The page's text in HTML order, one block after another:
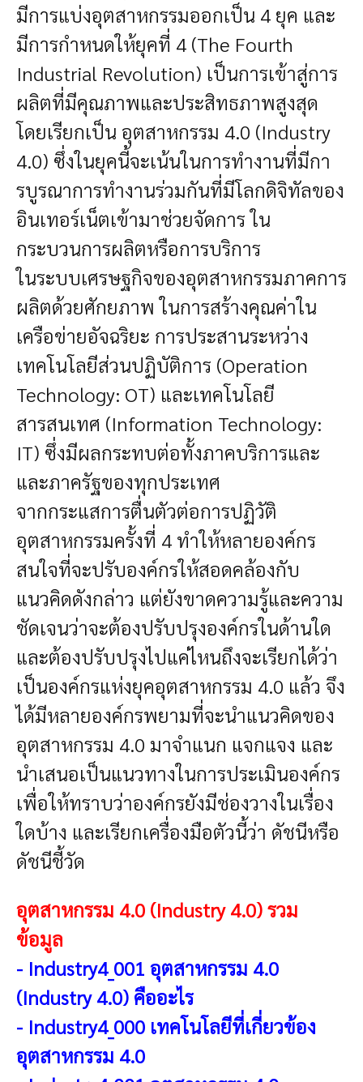
มีการแบ่งอุตสาหกรรมออกเป็น 4 ยุค และ
มีการกำหนดให้ยุคที่ 4 (The Fourth
Industrial Revolution) เป็นการเข้าสู่การ
ผลิตที่มีคุณภาพและประสิทธภาพสูงสุด
โดยเรียกเป็น อุตสาหกรรม 4.0 (Industry
4.0) ซึ่งในยุคนี้จะเน้นในการทำงานที่มีกา
รบูรณาการทำงานร่วมกันที่มีโลกดิจิทัลของ
อินเทอร์เน็ตเข้ามาช่วยจัดการ ใน
กระบวนการผลิตหรือการบริการ
ในระบบเศรษฐกิจของอุตสาหกรรมภาคการ
ผลิตด้วยศักยภาพ ในการสร้างคุณค่าใน
เครือข่ายอัจฉริยะ การประสานระหว่าง
เทคโนโลยีส่วนปฏิบัติการ (Operation
Technology: OT) และเทคโนโลยี
สารสนเทศ (Information Technology:
IT) ซึ่งมีผลกระทบต่อทั้งภาคบริการและ
และภาครัฐของทุกประเทศ
จากกระแสการตื่นตัวต่อการปฏิวัติ
อุตสาหกรรมครั้งที่ 4 ทำให้หลายองค์กร
สนใจที่จะปรับองค์กรให้สอดคล้องกับ
แนวคิดดังกล่าว แต่ยังขาดความรู้และความ
ชัดเจนว่าจะต้องปรับปรุงองค์กรในด้านใด
และต้องปรับปรุงไปแค่ไหนถึงจะเรียกได้ว่า
เป็นองค์กรแห่งยุคอุตสาหกรรม 4.0 แล้ว จึง
ได้มีหลายองค์กรพยามที่จะนําแนวคิดของ
อุตสาหกรรม 4.0 มาจำแนก แจกแจง และ
นําเสนอเป็นแนวทางในการประเมินองค์กร
เพื่อให้ทราบว่าองค์กรยังมีช่องวางในเรื่อง
ใดบ้าง และเรียกเครื่องมือตัวนี้ว่า ดัชนีหรือ
ดัชนีชี้วัด
อุตสาหกรรม 4.0 (Industry 4.0) รวม
ข้อมูล
- Industry4_001 อุตสาหกรรม 4.0
(Industry 4.0) คืออะไร
- Industry4_000 เทคโนโลยีที่เกี่ยวข้อง
อุตสาหกรรม 4.0